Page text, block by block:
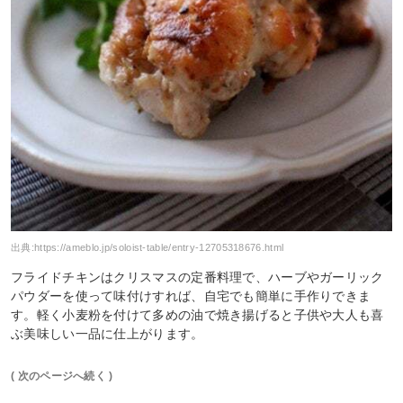
出典:https://ameblo.jp/soloist-table/entry-12705318676.html
フライドチキンはクリスマスの定番料理で、ハーブやガーリック
パウダーを使って味付けすれば、自宅でも簡単に手作りできま
す。軽く小麦粉を付けて多めの油で焼き揚げると子供や大人も喜
ぶ美味しい一品に仕上がります。
( 次のページへ続く )